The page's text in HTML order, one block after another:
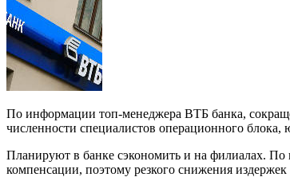
По информации топ-менеджера ВТБ банка,
численности специалистов операционного блока,
Планируют в банке сэкономить и на филиалах.
компенсации, поэтому резкого снижения издержек